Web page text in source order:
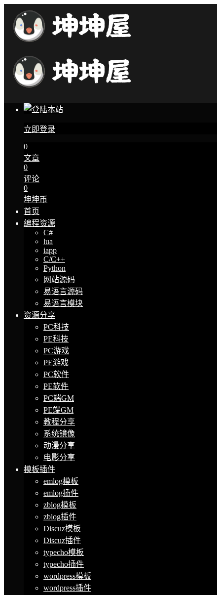
立即登录
0
文章
0
评论
0
坤坤币
首页
编程资源
C#
lua
iapp
C/C++
Python
网站源码
易语言源码
易语言模块
资源分享
PC科技
PE科技
PC游戏
PE游戏
PC软件
PE软件
PC端GM
PE端GM
教程分享
系统镜像
动漫分享
电影分享
模板插件
emlog模板
emlog插件
zblog模板
zblog插件
Discuz模板
Discuz插件
typecho模板
typecho插件
wordpress模板
wordpress插件